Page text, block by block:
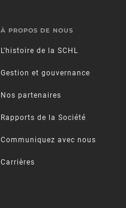
À PROPOS DE NOUS
L’histoire de la SCHL
Gestion et gouvernance
Nos partenaires
Rapports de la Société
Communiquez avec nous
Carrières